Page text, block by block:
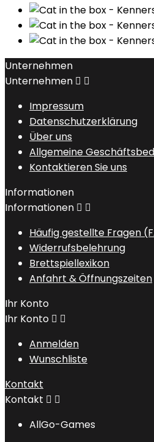
Unternehmen
Unternehmen  
Impressum
Datenschutzerklärung
Über uns
Allgemeine
Kontaktieren Sie uns
Informationen
Informationen  
Häufig gestellte Fragen
Widerrufsbelehrung
Brettspiellexikon
Anfahrt & Öffnungszeiten
Ihr Konto
Ihr Konto  
Anmelden
Wunschliste
Kontakt
Kontakt  
AllGo-Games